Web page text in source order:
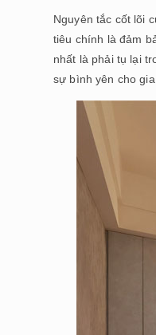
Nguyên tắc cốt lõi
tiêu chính là đảm
nhất là phải tụ lại
sự bình yên cho gia